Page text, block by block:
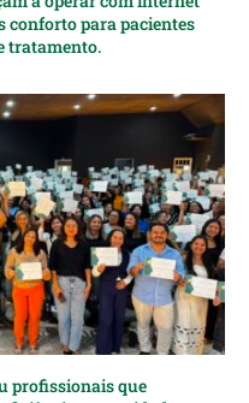
conforto para pacientes
tratamento.
profissionais que